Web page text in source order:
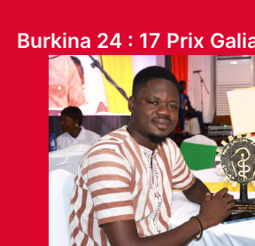
Burkina 24 : 17 Prix